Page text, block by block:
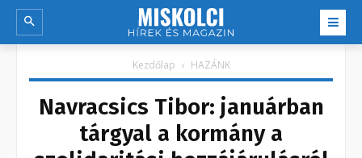
Kezdőlap HAZÁNK
Navracsics Tibor: januárban
tárgyal a kormány a